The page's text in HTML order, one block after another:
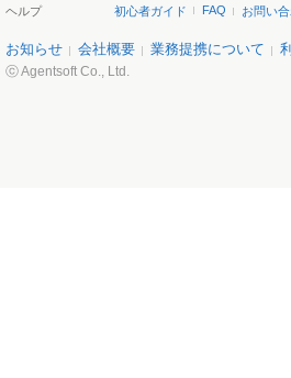
ヘルプ
初心者ガイド FAQ お問い
お知らせ 会社概要 業務提携について
ⓒ Agentsoft Co., Ltd.